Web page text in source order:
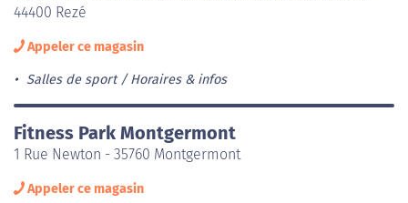
44400 Rezé
Appeler ce magasin
Salles de sport Horaires & infos
Fitness Park Montgermont
1 Rue Newton - 35760 Montgermont
Appeler ce magasin